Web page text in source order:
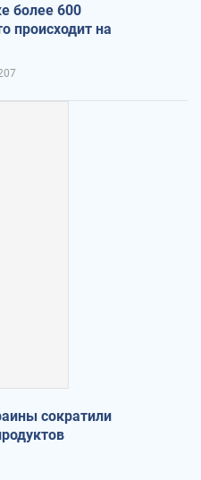
более 600
происходит на
сократили